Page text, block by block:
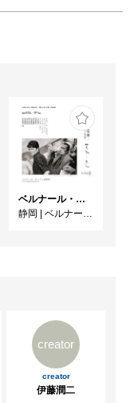
ベルナール・ビュフェと写真 ーカメラがとらえたビュフェとその時代、そして21 世紀へ
静岡 | ベルナール・ビュフェ美術館
creator
creator
伊藤潤二